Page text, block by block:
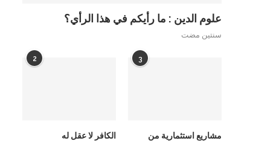
علوم الدين : ما رأيكم في هذا الرأي؟
سنتين مضت
2
الكافر لا عقل له
3
مشاريع استثمارية من